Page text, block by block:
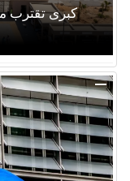
كبرى تقترب